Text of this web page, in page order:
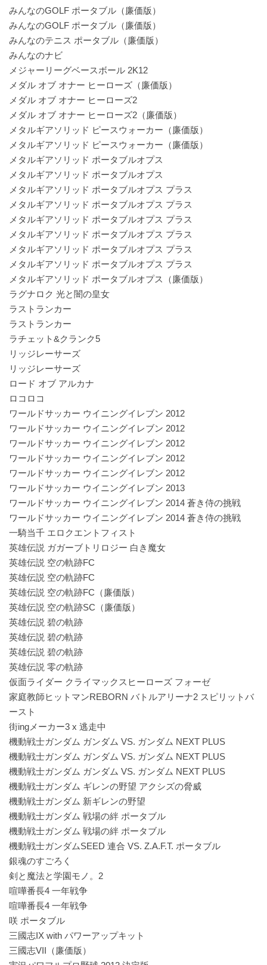
みんなのGOLF ポータブル（廉価版）
みんなのGOLF ポータブル（廉価版）
みんなのテニス ポータブル（廉価版）
みんなのナビ
メジャーリーグベースボール 2K12
メダル オブ オナー ヒーローズ（廉価版）
メダル オブ オナー ヒーローズ2
メダル オブ オナー ヒーローズ2（廉価版）
メタルギアソリッド ピースウォーカー（廉価版）
メタルギアソリッド ピースウォーカー（廉価版）
メタルギアソリッド ポータブルオプス
メタルギアソリッド ポータブルオプス
メタルギアソリッド ポータブルオプス プラス
メタルギアソリッド ポータブルオプス プラス
メタルギアソリッド ポータブルオプス プラス
メタルギアソリッド ポータブルオプス プラス
メタルギアソリッド ポータブルオプス プラス
メタルギアソリッド ポータブルオプス プラス
メタルギアソリッド ポータブルオプス（廉価版）
ラグナロク 光と闇の皇女
ラストランカー
ラストランカー
ラチェット&クランク5
リッジレーサーズ
リッジレーサーズ
ロード オブ アルカナ
ロコロコ
ワールドサッカー ウイニングイレブン 2012
ワールドサッカー ウイニングイレブン 2012
ワールドサッカー ウイニングイレブン 2012
ワールドサッカー ウイニングイレブン 2012
ワールドサッカー ウイニングイレブン 2012
ワールドサッカー ウイニングイレブン 2013
ワールドサッカー ウイニングイレブン 2014 蒼き侍の挑戦
ワールドサッカー ウイニングイレブン 2014 蒼き侍の挑戦
一騎当千 エロクエントフィスト
英雄伝説 ガガーブトリロジー 白き魔女
英雄伝説 空の軌跡FC
英雄伝説 空の軌跡FC
英雄伝説 空の軌跡FC（廉価版）
英雄伝説 空の軌跡SC（廉価版）
英雄伝説 碧の軌跡
英雄伝説 碧の軌跡
英雄伝説 碧の軌跡
英雄伝説 零の軌跡
仮面ライダー クライマックスヒーローズ フォーゼ
家庭教師ヒットマンREBORN バトルアリーナ2 スピリットバ
ースト
街ingメーカー3 x 逃走中
機動戦士ガンダム ガンダム VS. ガンダム NEXT PLUS
機動戦士ガンダム ガンダム VS. ガンダム NEXT PLUS
機動戦士ガンダム ガンダム VS. ガンダム NEXT PLUS
機動戦士ガンダム ギレンの野望 アクシズの脅威
機動戦士ガンダム 新ギレンの野望
機動戦士ガンダム 戦場の絆 ポータブル
機動戦士ガンダム 戦場の絆 ポータブル
機動戦士ガンダムSEED 連合 VS. Z.A.F.T. ポータブル
銀魂のすごろく
剣と魔法と学園モノ。2
喧嘩番長4 一年戦争
喧嘩番長4 一年戦争
咲 ポータブル
三國志IX with パワーアップキット
三國志VII（廉価版）